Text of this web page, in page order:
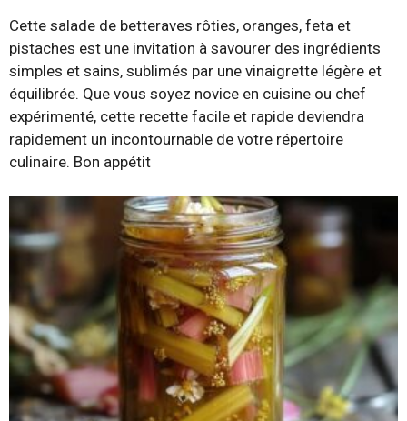
Cette salade de betteraves rôties, oranges, feta et
pistaches est une invitation à savourer des ingrédients
simples et sains, sublimés par une vinaigrette légère et
équilibrée. Que vous soyez novice en cuisine ou chef
expérimenté, cette recette facile et rapide deviendra
rapidement un incontournable de votre répertoire
culinaire. Bon appétit